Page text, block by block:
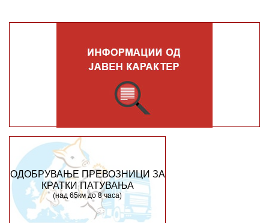
ОДОБРУВАЊЕ ПРЕВОЗНИЦИ ЗА
КРАТКИ ПАТУВАЊА
(над 65км до 8 часа)